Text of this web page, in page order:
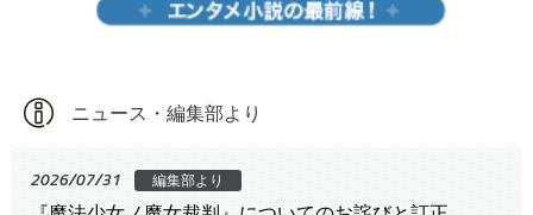
ニュース・編集部より
2026/07/31 編集部より